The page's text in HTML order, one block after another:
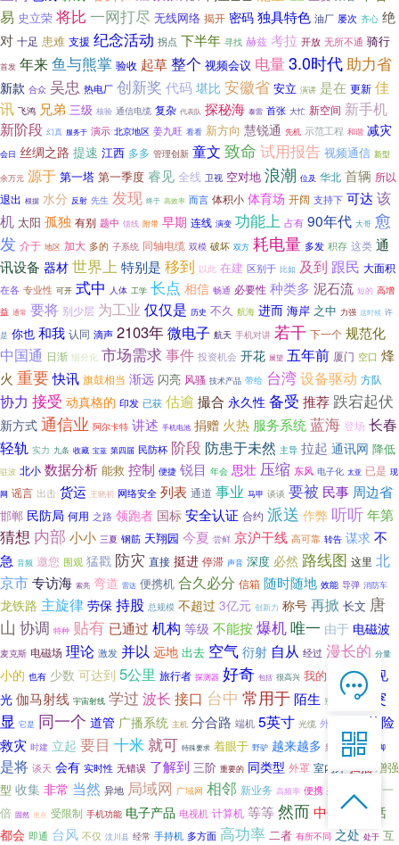
易 史立荣 将比 一网打尽 无线网络 揭开 密码 独具特色 油厂 屡次 齐心 绝
对 十足 患难 支援 纪念活动 拐点 下半年 寻找 赫兹 考拉 开放 无所不通 骑行
首发 年来鱼与熊掌 验收 起草整个 视频会议 电量 3.0时代助力省
新款 合众 吴忠 热电厂 创新奖 代码 堪比 安徽省 安立 演讲 是在 更新 佳
讯 飞鸿 兄弟 三级 核验 通信电缆 复杂 代表队 探秘海 泰雷 首张 大忙 新空间 新手机
新阶段 幻真 服务于 演示 北京地区 姜九旺 看看 新方向 慧锐通 先机 示范工程 和谐 减灾
会日 丝绸之路 提速 江西 多多 管理创新 童文 致命 试用报告 视频通信 新型
余万元 源于 第一塔 第一季度 睿见 全线 卫视 空对地 浪潮 位及 华北 首辆 所以
退出 根据 水分 反射 先生 发现 终于 高效率 而言 体积小 体育场 开阔 支持下 可达 该
机 太阳 孤独 有别 题中 馈线 附带 早期 连线 演变 功能上 占有 90年代 大哥 愈
发 介于 地区 加大 多的 子系统 同轴电缆 双模 破坏 双方 耗电量 多发 积存 这类 通
讯设备 器材 世界上 特别是 移到 以此 在建 区别于 比如 及到 跟民 大面积
在各 专业性 可开 式中 人体 工学 长点 相信 畅通 必要性 种类多 泥石流 短的 高增
益 通常 要将 别少层 为工业 仅仅是 历史 不久 航海 进而 海岸 之中 力强 这时候 许
是 你也 和我 认同 滴声 2103年微电子 航天 手机对讲 若干 下一个 规范化
中国通 日渐 细分化 市场需求 事件 投资机会 开花 展望 五年前 厦门 空口 烽
火 重要快讯 旗鼓相当 渐远 闪亮 风骚 技术产品 带给 台湾设备驱动 方队
协力 接受 动真格的 印发 已获 估逾 撮合 永久性 备受 推荐 跌宕起伏
新方式 通信业 阿尔卡特 讲述 手机电池 捐赠 火热 服务系统蓝海 登场 长春
轻轨 实力 九条 收藏 宝蓝 第四届 民防杯 阶段 防患于未然 主导 拉起 通讯网 降低
驻波 北小 数据分析 能救 控制 便捷 锐目 年会 思壮 压缩 东风 电子化 太亚 已是 现
网 谣言 出击 货运 王晓初 网络安全 列表 通道 事业 马甲 谈谈 要被 民事 周边省
邯郸 民防局 何用 之路 领跑者 国标 安全认证 合约 派送 作弊 听听年第
猜想 内部 小小 三夏 钢筋 天翔园 今夏 尝鲜 京沪干线 高可靠 转告 谋求 不
急 音频 邀您 围观 猛戳 防灾 直接 挺进 停滞 声音 深度 必然 路线图 这里 北
京市专访海 索亮 弯道 雷达 便携机 合久必分 信箱 随时随地 效能 导弹 消防车
龙铁路 主旋律 劳保 持股 总规模 不超过 3亿元 创新力 称号 再掀 长文 唐
山 协调 特种 贴有 已通过 机构 等级 不能按爆机唯一 由于 电磁波
麦克斯 电磁场 理论 激发 并以 远地 出去 空气 衍射 自从 经过 漫长的 分量
小的 也有 少数 可达到 5公里 旅行者 探测器 好奇 包括 很高兴 我的 红外线 可见
光 伽马射线 宇宙射线 学过 波长 接口 台中 常用于陌生 别管 相当于
突
显 它是 同一个 道管 广播系统 主机 分合路 端机 5英寸 光缆 外界
抢险
救灾 时建 立起 要目 十米 就可 特殊要求 着眼于 野驴 越来越多 频频 人士 不脚
是将 谈天 会有 实时性 无错误 了解到 三阶 重要的 同类型 外罩 室内外 扫描 增强
型 收集 非常 当然 异地 局域网 广域网 相邻 新业务 高频率 便携 这款
一
倍 固然 使在 受限制 手机功能 电子产品 电视机 计算机 等等然而 中会
的话
都会 即通 台风 不仅 汶川县 经常 手持机 多方面 高功率 二者 有所不同 之处 处于 互


在线客服
7*12 QQ在线，服务咨询

服务热线
恭候聆听，023-86382199手机直接点击
拨打

